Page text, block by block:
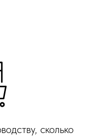
сколько